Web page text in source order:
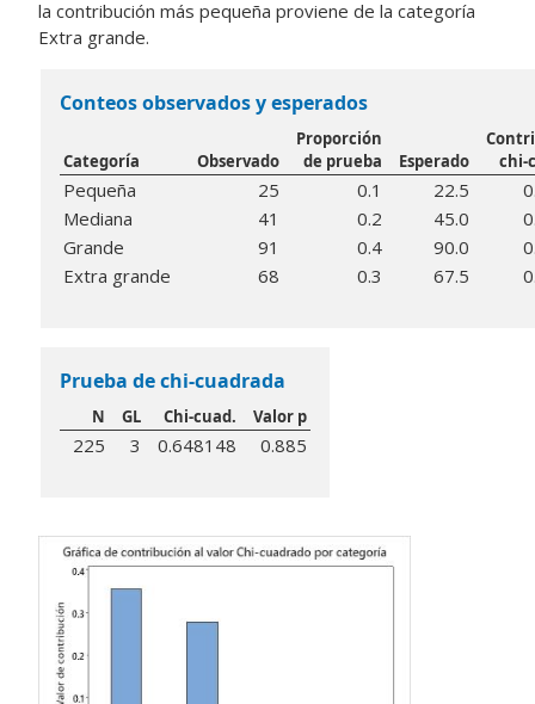
la contribución más pequeña proviene de la categoría
Extra grande.
Conteos observados y esperados
Categoría Observado
Proporción
de prueba
Esperado
chi-
Pequeña 25 0.1 22.5
Mediana
41 0.2 45.0
Grande
91 0.4 90.0
Extra grande
68 0.3 67.5
Prueba de chi-cuadrada
N GL Chi-cuad. Valor p
225 3 0.648148 0.885